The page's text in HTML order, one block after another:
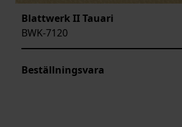
Blattwerk II Tauari
BWK-7120
Beställningsvara